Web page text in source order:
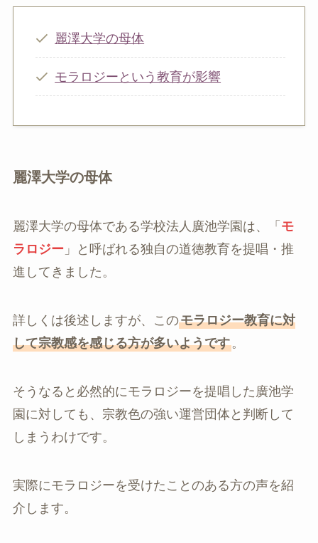
麗澤大学の母体
モラロジーという教育が影響
麗澤大学の母体
麗澤大学の母体である学校法人廣池学園は、「 モ
ラロジー 」と呼ばれる独自の道徳教育を提唱・推
進してきました。
詳しくは後述しますが、このモラロジー教育に対
して宗教感を感じる方が多いようです。
そうなると必然的にモラロジーを提唱した廣池学
園に対しても、宗教色の強い運営団体と判断して
しまうわけです。
実際にモラロジーを受けたことのある方の声を紹
介します。